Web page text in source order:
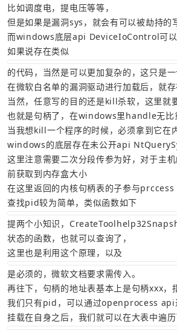
比如调度电，提电压等等，
但是如果是漏洞sys，就会有可以被劫持的
而windows底层api DeviceIoControl可以
如果说存在类似
的代码，当然是可以更加复杂的，这只是
在微软白名单的漏洞驱动进行加载后，就
当然，任意写的目的还是kill杀软，这里就
也就是句柄了，在windows里handle无比
当我想kill一个程序的时候，必须拿到它在
windows的底层存在未公开api
这里注意需要二次分段传参为好，对于主
前获取到内存盒大小
在这里返回的内核句柄表的子参与
查找pid较为简单，类似函数如下
提两个小知识，
状态的函数，也就可以查询了，
这里也是利用这个原理，以及
是必须的，微软文档要求需传入。
再往下，句柄的地址表基本上是句柄xxx，
我们只有pid，可以通过openprocess api
挂载在自身之后，我们就可以在大表中遍历